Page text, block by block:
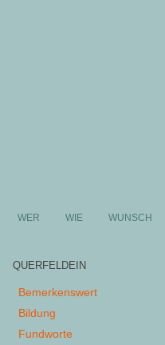
WER WIE WUNSCH
QUERFELDEIN
Bemerkenswert
Bildung
Fundworte